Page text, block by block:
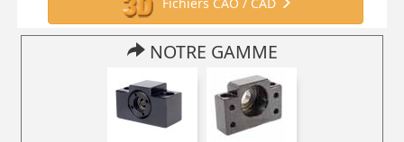
NOTRE GAMME